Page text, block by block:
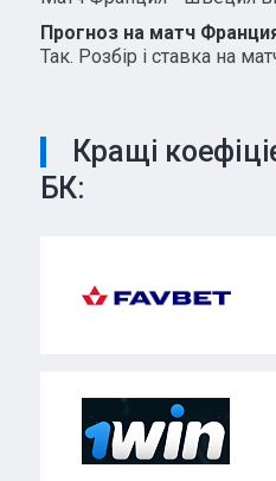
Прогноз на матч
Так. Розбір і ставка на
Кращі
БК: